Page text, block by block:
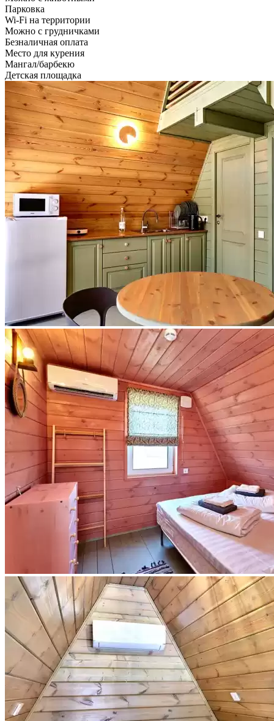
Парковка
Wi-Fi на территории
Можно с грудничками
Безналичная оплата
Место для курения
Мангал/барбекю
Детская площадка